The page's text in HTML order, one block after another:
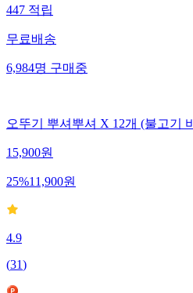
447 적립
무료배송
6,984명 구매중
오뚜기 뿌셔뿌셔 X 12개 (불고기
15,900원
25%11,900원
4.9
(31)